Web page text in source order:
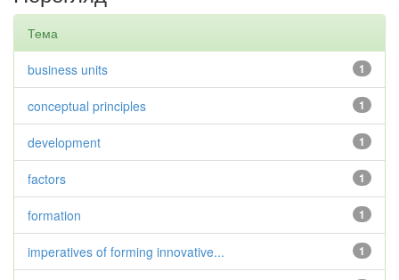
Тема
1
business units
1
conceptual principles
1
development
1
factors
1
formation
1
imperatives of forming innovative...